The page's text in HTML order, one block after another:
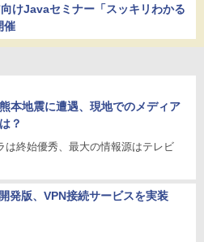
けJavaセミナー「スッキリわかる
催
本地震に遭遇、現地でのメディア
？
は終始優秀、最大の情報源はテレビ
発版、VPN接続サービスを実装